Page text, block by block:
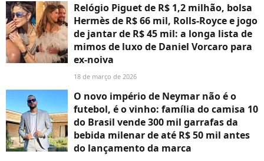
Relógio Piguet de R$ 1,2 milhão, bolsa
Hermès de R$ 66 mil, Rolls-Royce e jogo
de jantar de R$ 45 mil: a longa lista de
mimos de luxo de Daniel Vorcaro para
ex-noiva
18 de março de 2026
O novo império de Neymar não é o
futebol, é o vinho: família do camisa 10
do Brasil vende 300 mil garrafas da
bebida milenar de até R$ 50 mil antes
do lançamento da marca